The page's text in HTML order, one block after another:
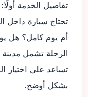
تفاصيل الخدمة
تحتاج سيارة داخل
أم يوم كامل؟ هل
الرحلة تشمل
تساعد على اختيار
بشكل أوضح.